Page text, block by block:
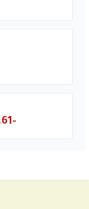
-164.61 (-3.64%)